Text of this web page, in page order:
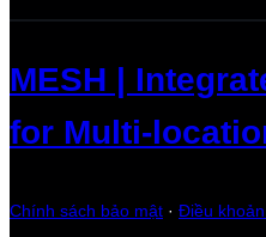
MESH |
for Multi-
Chính sách bảo mật · Điều